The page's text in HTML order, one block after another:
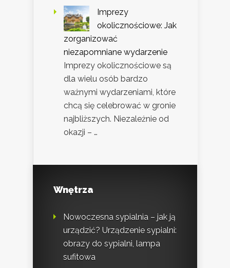
Imprezy
okolicznościowe: Jak
zorganizować
niezapomniane wydarzenie
Imprezy okolicznościowe są
dla wielu osób bardzo
ważnymi wydarzeniami, które
chcą się celebrować w gronie
najbliższych. Niezależnie od
okazji – …
Wnętrza
Nowoczesna sypialnia – jak ją
urządzić? Urządzenie sypialni:
obrazy do sypialni, lampa
sufitowa